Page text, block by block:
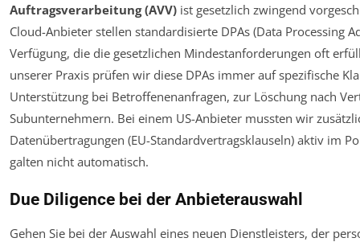
Auftragsverarbeitung (AVV) ist gesetzlich zwingend
Cloud-Anbieter stellen standardisierte DPAs (Data Processing
Verfügung, die die gesetzlichen Mindestanforderungen oft
unserer Praxis prüfen wir diese DPAs immer auf spezifische
Unterstützung bei Betroffenenanfragen, zur Löschung nach
Subunternehmern. Bei einem US-Anbieter mussten wir
Datenübertragungen (EU-Standardvertragsklauseln) aktiv im
galten nicht automatisch.
Due Diligence bei der Anbieterauswahl
Gehen Sie bei der Auswahl eines neuen Dienstleisters, der